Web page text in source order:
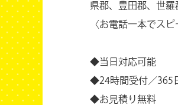
県郡、豊田郡、世羅
〈お電話一本でス
◆当日対応可能
◆24時間受付／365
◆お見積り無料